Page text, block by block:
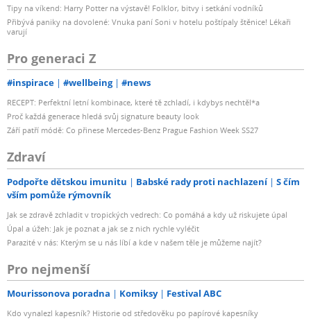
Tipy na víkend: Harry Potter na výstavě! Folklor, bitvy i setkání vodníků
Přibývá paniky na dovolené: Vnuka paní Soni v hotelu poštípaly štěnice! Lékaři
varují
Pro generaci Z
#inspirace #wellbeing #news
RECEPT: Perfektní letní kombinace, které tě zchladí, i kdybys nechtěl*a
Proč každá generace hledá svůj signature beauty look
Září patří módě: Co přinese Mercedes-Benz Prague Fashion Week SS27
Zdraví
Podpořte dětskou imunitu Babské rady proti nachlazení
S čím
vším pomůže rýmovník
Jak se zdravě zchladit v tropických vedrech: Co pomáhá a kdy už riskujete úpal
Úpal a úžeh: Jak je poznat a jak se z nich rychle vyléčit
Parazité v nás: Kterým se u nás líbí a kde v našem těle je můžeme najít?
Pro nejmenší
Mourissonova poradna Komiksy Festival ABC
Kdo vynalezl kapesník? Historie od středověku po papírové kapesníky